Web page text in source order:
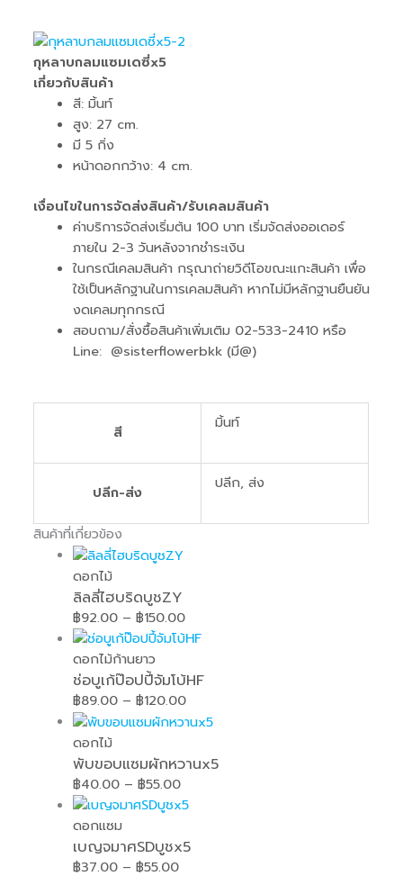
กุหลาบกลมแซมเดซี่x5
เกี่ยวกับสินค้า
สี: มิ้นท์
สูง: 27 cm.
มี 5 กิ่ง
หน้าดอกกว้าง: 4 cm.
เงื่อนไขในการจัดส่งสินค้า/รับเคลมสินค้า
ค่าบริการจัดส่งเริ่มต้น 100 บาท เริ่มจัดส่งออเดอร์
ภายใน 2-3 วันหลังจากชำระเงิน
ในกรณีเคลมสินค้า กรุณาถ่ายวิดีโอขณะแกะสินค้า เพื่อ
ใช้เป็นหลักฐานในการเคลมสินค้า หากไม่มีหลักฐานยืนยัน
งดเคลมทุกกรณี
สอบถาม/สั่งซื้อสินค้าเพิ่มเติม 02-533-2410 หรือ
Line: @sisterflowerbkk (มี@)
สี มิ้นท์
ปลีก-ส่ง ปลีก, ส่ง
สินค้าที่เกี่ยวข้อง
ดอกไม้
ลิลลี่ไฮบริดบูชZY
฿92.00 – ฿150.00
ดอกไม้ก้านยาว
ช่อบูเก้ป๊อปปี้จัมโบ้HF
฿89.00 – ฿120.00
ดอกไม้
พับขอบแซมผักหวานx5
฿40.00 – ฿55.00
ดอกแซม
เบญจมาศSDบูชx5
฿37.00 – ฿55.00